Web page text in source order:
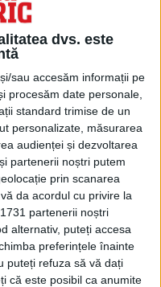
dvs. este
sau accesăm informații pe
procesăm date personale,
standard trimise de un
personalizate, măsurarea
audienței și dezvoltarea
partenerii noștri putem
prin scanarea
da acordul cu privire la
partenerii noștri
alternativ, puteți accesa
preferințele înainte
puteți refuza să vă dați
că este posibil ca anumite
în fața forțelor
regina Egiptului
vestice a Greciei,
obține o...